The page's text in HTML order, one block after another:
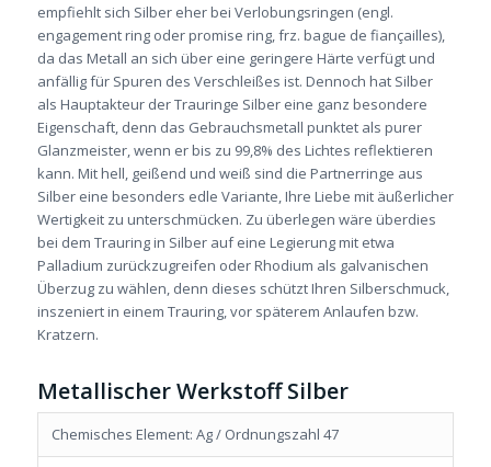
empfiehlt sich Silber eher bei Verlobungsringen (engl.
engagement ring oder promise ring, frz. bague de fiançailles),
da das Metall an sich über eine geringere Härte verfügt und
anfällig für Spuren des Verschleißes ist. Dennoch hat Silber
als Hauptakteur der Trauringe Silber eine ganz besondere
Eigenschaft, denn das Gebrauchsmetall punktet als purer
Glanzmeister, wenn er bis zu 99,8% des Lichtes reflektieren
kann. Mit hell, geißend und weiß sind die Partnerringe aus
Silber eine besonders edle Variante, Ihre Liebe mit äußerlicher
Wertigkeit zu unterschmücken. Zu überlegen wäre überdies
bei dem Trauring in Silber auf eine Legierung mit etwa
Palladium zurückzugreifen oder Rhodium als galvanischen
Überzug zu wählen, denn dieses schützt Ihren Silberschmuck,
inszeniert in einem Trauring, vor späterem Anlaufen bzw.
Kratzern.
Metallischer Werkstoff Silber
Chemisches Element: Ag / Ordnungszahl 47